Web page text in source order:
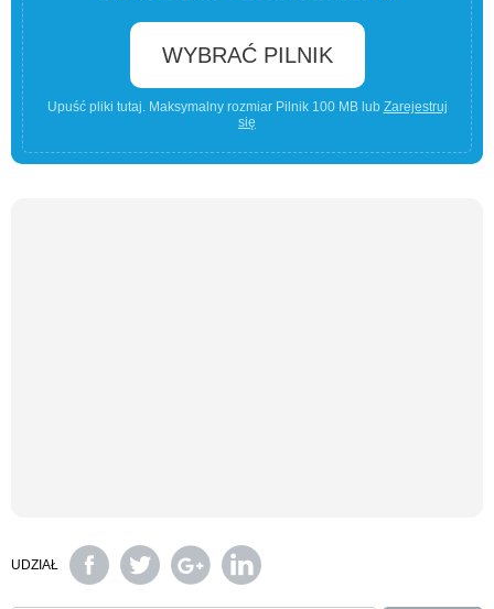
WYBRAĆ PILNIK
Upuść pliki tutaj. Maksymalny rozmiar Pilnik 100 MB lub Zarejestruj
się
UDZIAŁ